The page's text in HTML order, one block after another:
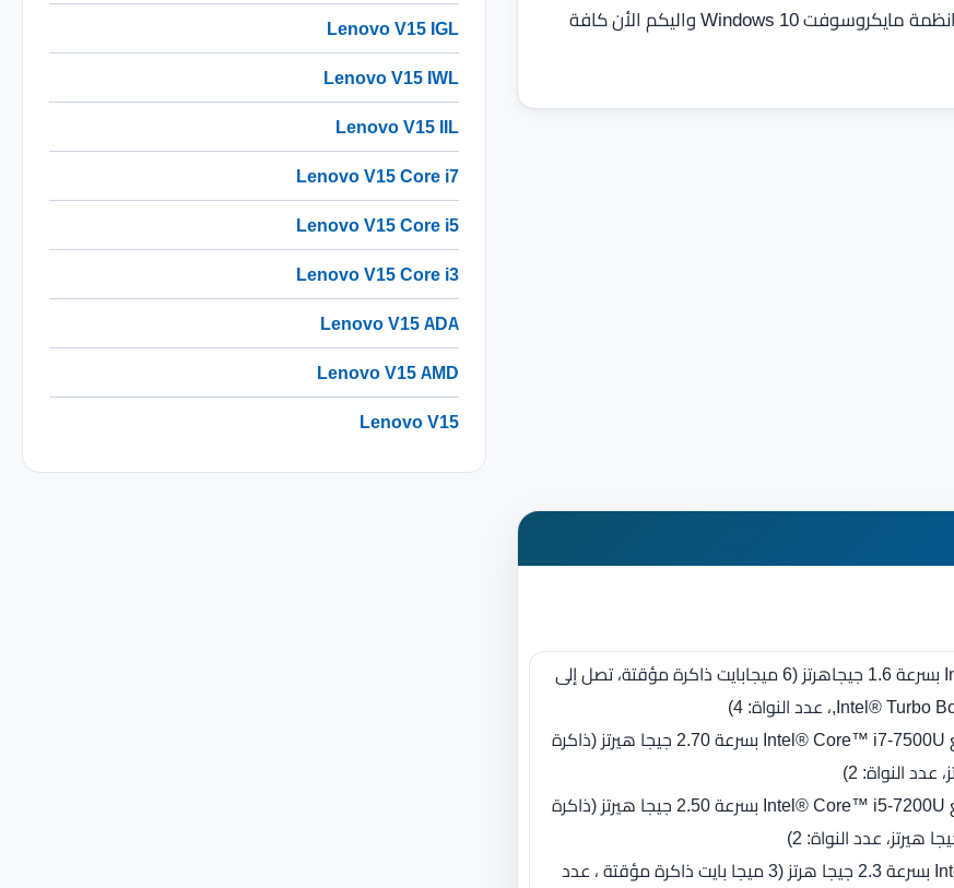
تصل الي 2 خلايا 30 واط ليثيوم بوليمر ، ويعمل اللاب توب بأحدث انظمة مايكروسوفت Windows 10 واليكم الأن كافة
معالج Intel® Core™ i5-8250U بسرعة 1.6 جيجاهرتز ‏(‏6 ميجابايت ذاكرة مؤقتة، تصل إلى
- وحدة معالجة من الجيل السابع Intel® Core™ i7‎-7500U بسرعة 2.70 جيجا هيرتز ‏(‏ذاكرة
- وحدة معالجة من الجيل السابع Intel® Core™ i5‎-7200U بسرعة 2.50 جيجا هيرتز ‏(‏ذاكرة
- معالج Intel® Core™ i3-7020U بسرعة 2.3 جيجا هرتز (3 ميجا بايت ذاكرة مؤقتة ، عدد
Lenovo V15 IGL
Lenovo V15 IWL
Lenovo V15 IIL
Lenovo V15 Core i7
Lenovo V15 Core i5
Lenovo V15 Core i3
Lenovo V15 ADA
Lenovo V15 AMD
Lenovo V15